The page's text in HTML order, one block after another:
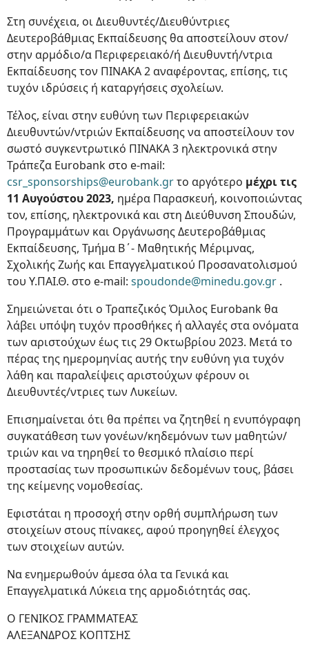
Στη συνέχεια, οι Διευθυντές/Διευθύντριες
Δευτεροβάθμιας Εκπαίδευσης θα αποστείλουν στον/
στην αρμόδιο/α Περιφερειακό/ή Διευθυντή/ντρια
Εκπαίδευσης τον ΠΙΝΑΚΑ 2 αναφέροντας, επίσης, τις
τυχόν ιδρύσεις ή καταργήσεις σχολείων.
Τέλος, είναι στην ευθύνη των Περιφερειακών
Διευθυντών/ντριών Εκπαίδευσης να αποστείλουν τον
σωστό συγκεντρωτικό ΠΙΝΑΚΑ 3 ηλεκτρονικά στην
Τράπεζα Eurobank στo e-mail:
csr_sponsorships@eurobank.grτο αργότερο μέχρι τις
11 Αυγούστου 2023, ημέρα Παρασκευή, κοινοποιώντας
τον, επίσης, ηλεκτρονικά και στη Διεύθυνση Σπουδών,
Προγραμμάτων και Οργάνωσης Δευτεροβάθμιας
Εκπαίδευσης, Τμήμα Β΄- Μαθητικής Μέριμνας,
Σχολικής Ζωής και Επαγγελματικού Προσανατολισμού
του Υ.ΠΑΙ.Θ. στo e-mail: spoudonde@minedu.gov.gr .
Σημειώνεται ότι ο Τραπεζικός Όμιλος Eurobank θα
λάβει υπόψη τυχόν προσθήκες ή αλλαγές στα ονόματα
των αριστούχων έως τις 29 Οκτωβρίου 2023. Μετά το
πέρας της ημερομηνίας αυτής την ευθύνη για τυχόν
λάθη και παραλείψεις αριστούχων φέρουν οι
Διευθυντές/ντριες των Λυκείων.
Επισημαίνεται ότι θα πρέπει να ζητηθεί η ενυπόγραφη
συγκατάθεση των γονέων/κηδεμόνων των μαθητών/
τριών και να τηρηθεί το θεσμικό πλαίσιο περί
προστασίας των προσωπικών δεδομένων τους, βάσει
της κείμενης νομοθεσίας.
Εφιστάται η προσοχή στην ορθή συμπλήρωση των
στοιχείων στους πίνακες, αφού προηγηθεί έλεγχος
των στοιχείων αυτών.
Να ενημερωθούν άμεσα όλα τα Γενικά και
Επαγγελματικά Λύκεια της αρμοδιότητάς σας.
Ο ΓΕΝΙΚΟΣ ΓΡΑΜΜΑΤΕΑΣ
ΑΛΕΞΑΝΔΡΟΣ ΚΟΠΤΣΗΣ